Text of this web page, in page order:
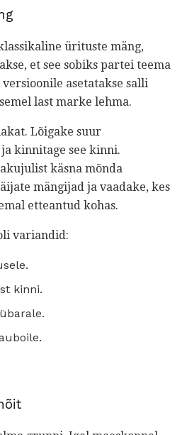
ürituste mäng,
et see sobiks partei teema
asetatakse salli
last marke lehma.
Lõigake suur
kinnitage see kinni.
käsna mõnda
mängijad ja vaadake, kes
etteantud kohas.
variandid:
kinni.